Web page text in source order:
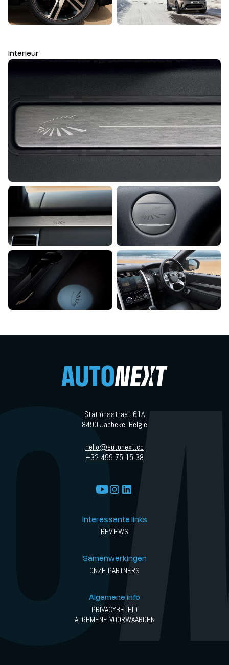
Interieur
Stationsstraat 61A
8490 Jabbeke, België
hello@autonext.co
+32 499 75 15 38
Interessante links
REVIEWS
Samenwerkingen
ONZE PARTNERS
Algemene info
PRIVACYBELEID
ALGEMENE VOORWAARDEN